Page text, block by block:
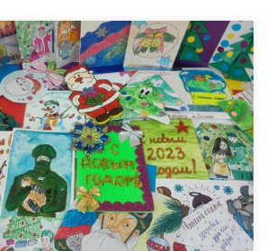
года по инициативе Министерства
и субъектах Российской Федерации
молодежная акция «Фронтовая
направлена на духовную […]